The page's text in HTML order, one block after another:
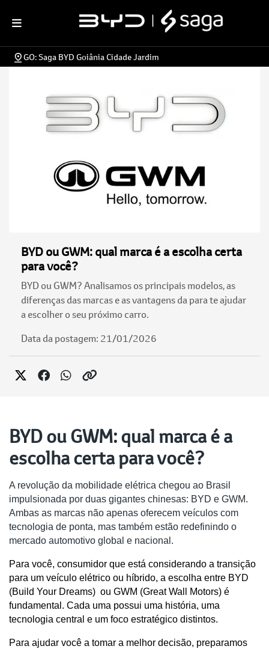
GO: Saga BYD Goiânia Cidade Jardim
BYD ou GWM: qual marca é a escolha certa
para você?
BYD ou GWM? Analisamos os principais modelos, as
diferenças das marcas e as vantagens da para te ajudar
a escolher o seu próximo carro.
Data da postagem: 21/01/2026
BYD ou GWM: qual marca é a
escolha certa para você?
A revolução da mobilidade elétrica chegou ao Brasil
impulsionada por duas gigantes chinesas: BYD e GWM.
Ambas as marcas não apenas oferecem veículos com
tecnologia de ponta, mas também estão redefinindo o
mercado automotivo global e nacional.
Para você, consumidor que está considerando a transição
para um veículo elétrico ou híbrido, a escolha entre BYD
(Build Your Dreams)  ou GWM (Great Wall Motors) é
fundamental. Cada uma possui uma história, uma
tecnologia central e um foco estratégico distintos.
Para ajudar você a tomar a melhor decisão, preparamos